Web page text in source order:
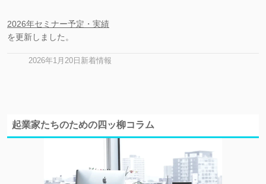
2026年セミナー予定・実績
を更新しました。
2026年1月20日新着情報
起業家たちのための四ッ柳コラム